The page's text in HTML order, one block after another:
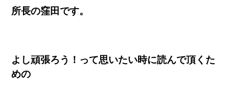
所長の窪田です。
よし頑張ろう！って思いたい時に読んで頂くた
めの